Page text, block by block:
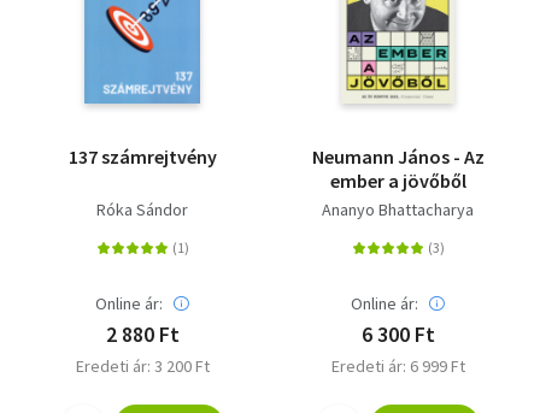
137 számrejtvény
Róka Sándor
Online ár:
2 880 Ft
Eredeti ár: 3 200 Ft
Neumann János - Az
ember a jövőből
Ananyo Bhattacharya
Online ár:
6 300 Ft
Eredeti ár: 6 999 Ft